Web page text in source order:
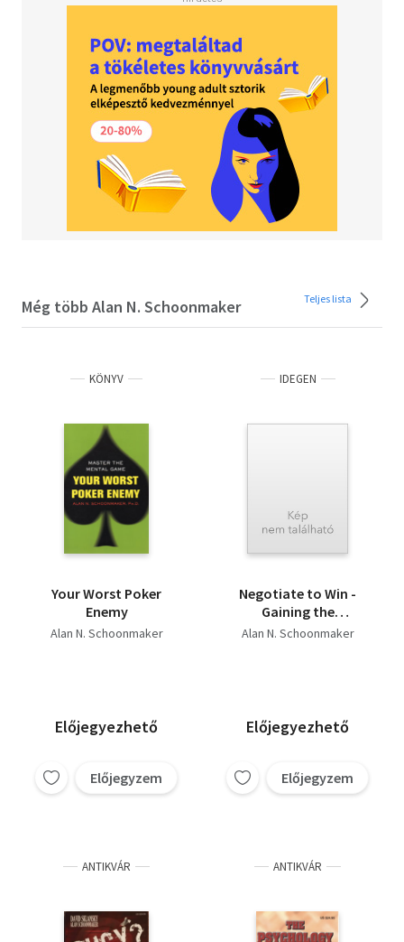
Még több Alan N. Schoonmaker Teljes lista
KÖNYV
Your Worst Poker
Enemy
Alan N. Schoonmaker
Előjegyezhető
Előjegyzem
IDEGEN
Negotiate to Win -
Gaining the
Psychological Edge
Alan N. Schoonmaker
Előjegyezhető
Előjegyzem
ANTIKVÁR ANTIKVÁR